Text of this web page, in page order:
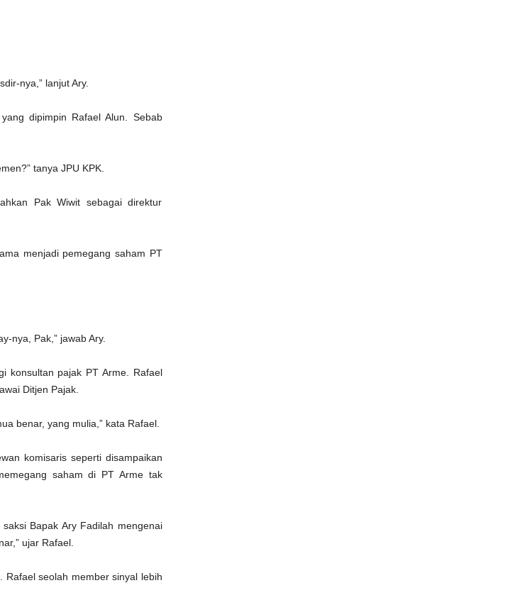
nya,” lanjut Ary.
dipimpin Rafael Alun. Sebab
tanya JPU KPK.
Pak Wiwit sebagai direktur
menjadi pemegang saham PT
nya, Pak,” jawab Ary.
konsultan pajak PT Arme. Rafael
Ditjen Pajak.
benar, yang mulia,” kata Rafael.
komisaris seperti disampaikan
saham di PT Arme tak
Bapak Ary Fadilah mengenai
ujar Rafael.
Rafael seolah member sinyal lebih